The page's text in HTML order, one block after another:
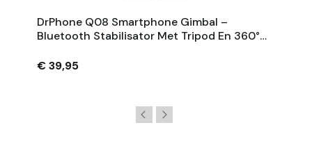
DrPhone Q08 Smartphone Gimbal –
Bluetooth Stabilisator Met Tripod En 360°
€ 39,95